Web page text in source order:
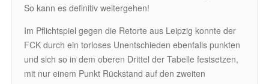
So kann es definitiv weitergehen!
Im Pflichtspiel gegen die Retorte aus Leipzig konnte der
FCK durch ein torloses Unentschieden ebenfalls punkten
und sich so in dem oberen Drittel der Tabelle festsetzen,
mit nur einem Punkt Rückstand auf den zweiten